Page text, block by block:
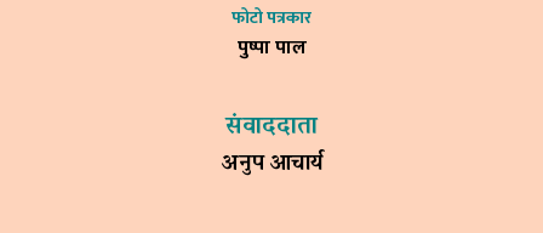
फोटो पत्रकार
पुष्पा पाल
संवाददाता
अनुप आचार्य